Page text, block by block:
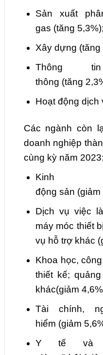
Sản xuất
gas (tăng 5,3%);
Xây dựng (tăng
Thông
thông (tăng 2,3
Hoạt động dịch
Các ngành còn
doanh nghiệp
cùng kỳ năm 2023:
Kinh
động sản (giảm
Dịch vụ việc
máy móc thiết
vụ hỗ trợ khác
Khoa học, công
thiết kế;
khác(giảm4,6
Tài chính,
hiểm (giảm 5,6
Y tế và